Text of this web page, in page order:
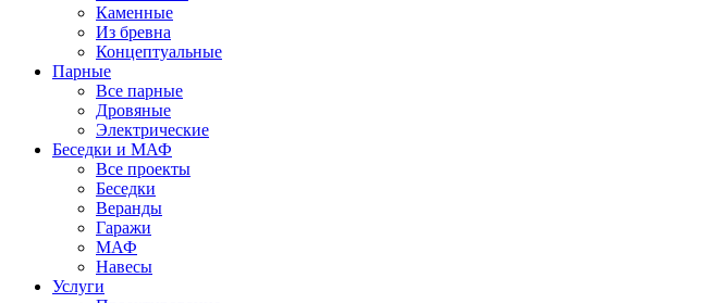
Каменные
Из бревна
Концептуальные
Парные
Все парные
Дровяные
Электрические
Беседки и МАФ
Все проекты
Беседки
Веранды
Гаражи
МАФ
Навесы
Услуги